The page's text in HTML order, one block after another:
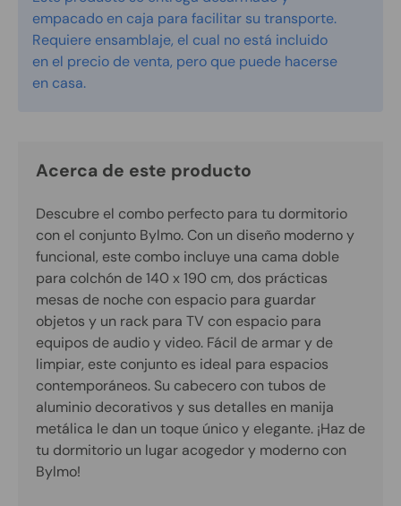
empacado en caja para facilitar su transporte.
Requiere ensamblaje, el cual no está incluido
en el precio de venta, pero que puede hacerse
en casa.
Acerca de este producto
Descubre el combo perfecto para tu dormitorio
con el conjunto Bylmo. Con un diseño moderno y
funcional, este combo incluye una cama doble
para colchón de 140 x 190 cm, dos prácticas
mesas de noche con espacio para guardar
objetos y un rack para TV con espacio para
equipos de audio y video. Fácil de armar y de
limpiar, este conjunto es ideal para espacios
contemporáneos. Su cabecero con tubos de
aluminio decorativos y sus detalles en manija
metálica le dan un toque único y elegante. ¡Haz de
tu dormitorio un lugar acogedor y moderno con
Bylmo!